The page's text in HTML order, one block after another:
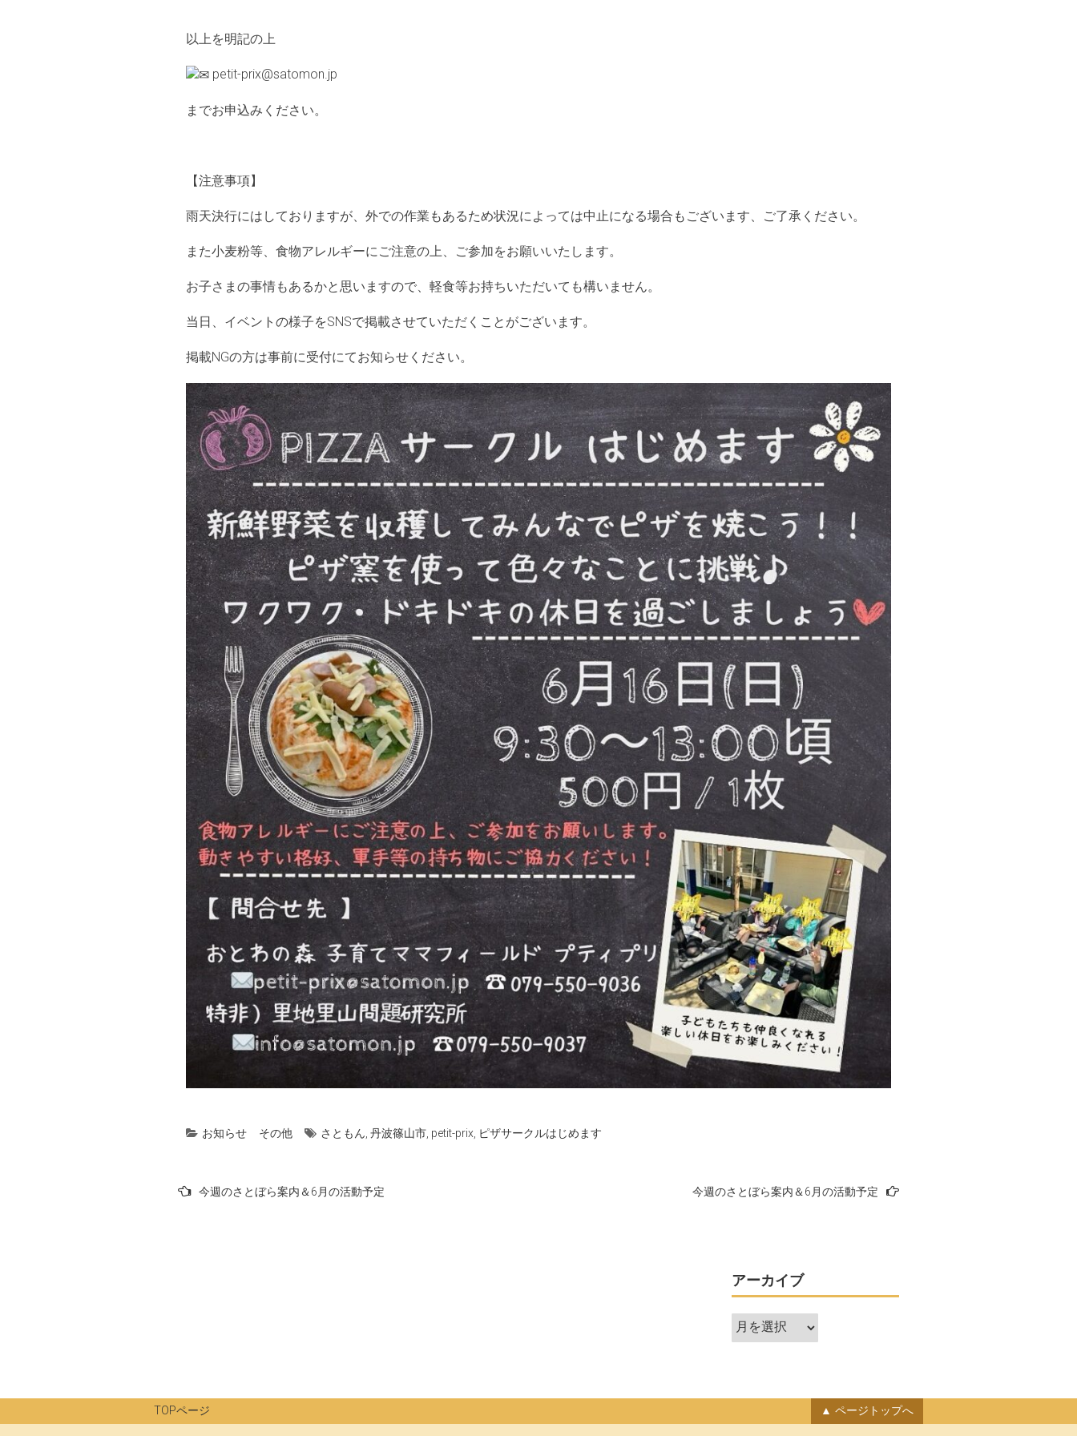
以上を明記の上
petit-prix@satomon.jp
までお申込みください。
【注意事項】
雨天決行にはしておりますが、外での作業もあるため状況によっては中止になる場合もございます、ご了承ください。
また小麦粉等、食物アレルギーにご注意の上、ご参加をお願いいたします。
お子さまの事情もあるかと思いますので、軽食等お持ちいただいても構いません。
当日、イベントの様子をSNSで掲載させていただくことがございます。
掲載NGの方は事前に受付にてお知らせください。
お知らせ その他 さともん 丹波篠山市 petit-prix ピザサークルはじめます
ン
今週のさとぼら案内＆6月の活動予定 今週のさとぼら案内＆6月の活動予定
アーカイブ
ア
ー
ブ
TOPページ ページトップへ